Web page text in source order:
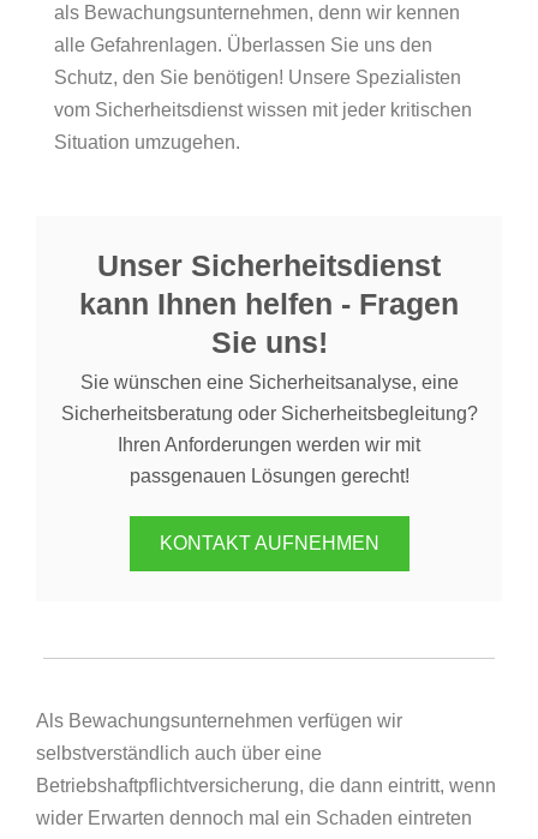
als Bewachungsunternehmen, denn wir kennen
alle Gefahrenlagen. Überlassen Sie uns den
Schutz, den Sie benötigen! Unsere Spezialisten
vom Sicherheitsdienst wissen mit jeder kritischen
Situation umzugehen.
Unser Sicherheitsdienst
kann Ihnen helfen - Fragen
Sie uns!
Sie wünschen eine Sicherheitsanalyse, eine
Sicherheitsberatung oder Sicherheitsbegleitung?
Ihren Anforderungen werden wir mit
passgenauen Lösungen gerecht!
KONTAKT AUFNEHMEN
Als Bewachungsunternehmen verfügen wir
selbstverständlich auch über eine
Betriebshaftpflichtversicherung, die dann eintritt, wenn
wider Erwarten dennoch mal ein Schaden eintreten